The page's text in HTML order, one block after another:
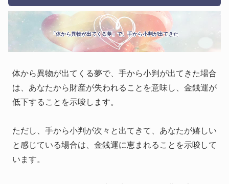
「体から異物が出てくる夢」で、手から小判が出てきた
体から異物が出てくる夢で、手から小判が出てきた場合
は、あなたから財産が失われることを意味し、金銭運が
低下することを示唆します。
ただし、手から小判が次々と出てきて、あなたが嬉しい
と感じている場合は、金銭運に恵まれることを示唆して
います。